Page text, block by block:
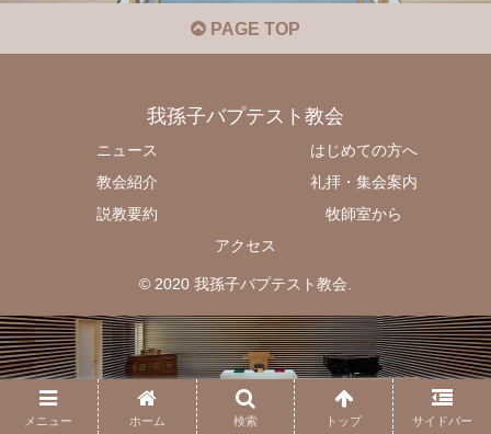
PAGE TOP
我孫子バプテスト教会
ニュース
はじめての方へ
教会紹介
礼拝・集会案内
説教要約
牧師室から
アクセス
© 2020 我孫子バプテスト教会.
メニュー ホーム 検索 トップ サイドバー